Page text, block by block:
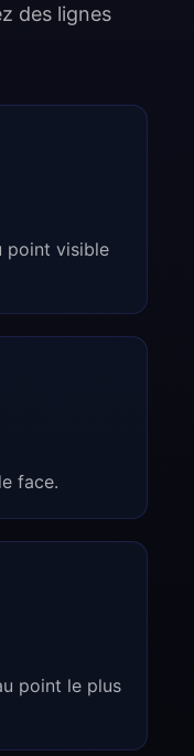
des lignes
point visible
face.
point le plus